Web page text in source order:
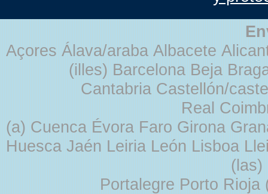
Açores Álava/araba Albacete
(illes) Barcelona Beja
Cantabria Castellón/
Real
(a) Cuenca Évora Faro Girona
Huesca Jaén Leiria León Lisboa
Portalegre Porto